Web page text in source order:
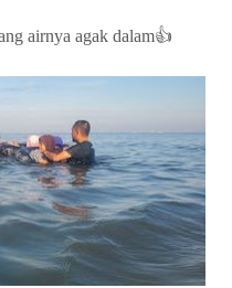
airnya agak dalam👍